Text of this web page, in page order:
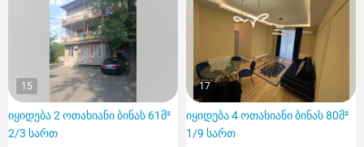
15
იყიდება 2 ოთახიანი ბინას 61მ²
2/3 სართ
17
იყიდება 4 ოთახიანი ბინას 80მ²
1/9 სართ